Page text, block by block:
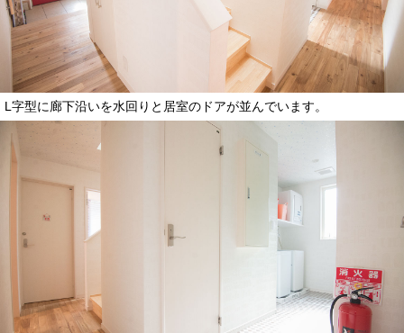
L字型に廊下沿いを水回りと居室のドアが並んでいます。